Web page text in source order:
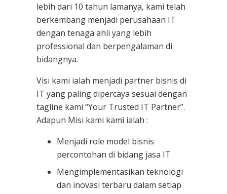
lebih dari 10 tahun lamanya, kami telah
berkembang menjadi perusahaan IT
dengan tenaga ahli yang lebih
professional dan berpengalaman di
bidangnya.
Visi kami ialah menjadi partner bisnis di
IT yang paling dipercaya sesuai dengan
tagline kami “Your Trusted IT Partner”.
Adapun Misi kami kami ialah :
Menjadi role model bisnis
percontohan di bidang jasa IT
Mengimplementasikan teknologi
dan inovasi terbaru dalam setiap